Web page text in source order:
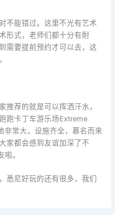
不能错过。这里不光有艺术
形式，老师们都十分有耐
需要提前预约才可以去，这
推荐的就是可以挥洒汗水，
跑卡丁车游乐场Extreme
常大，设施齐全，慕名而来
家都会感到友谊加深了不
。
悉尼好玩的还有很多，我们